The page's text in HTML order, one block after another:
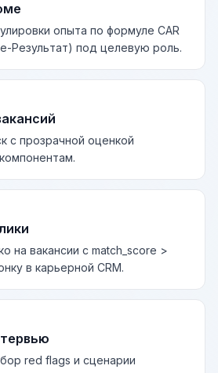
опыта по формуле CAR
Результат) под целевую роль.
с прозрачной оценкой
на вакансии с match_score >
в карьерной CRM.
red flags и сценарии